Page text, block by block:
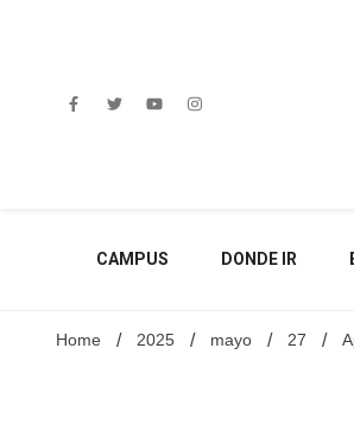
CAMPUS DONDE IR
Home 2025 mayo 27